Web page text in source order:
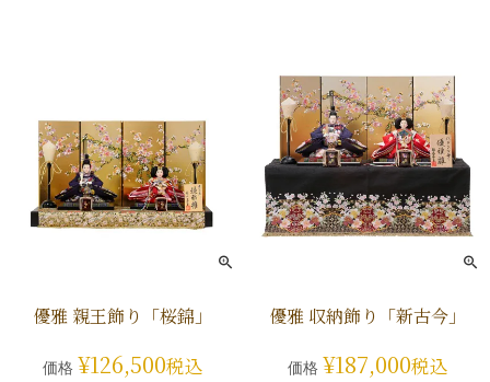
優雅 親王飾り「桜錦」
価格 ¥126,500税込
優雅 収納飾り「新古今」
価格 ¥187,000税込